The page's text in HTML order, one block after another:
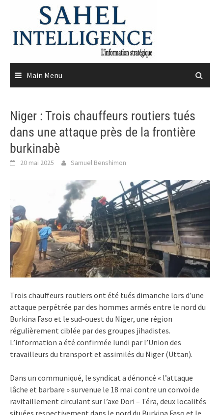
content
Main Menu
Niger : Trois chauffeurs routiers tués
dans une attaque près de la frontière
burkinabè
20 mai 2025 Samuel Benshimon
Trois chauffeurs routiers ont été tués dimanche lors d’une
attaque perpétrée par des hommes armés entre le nord du
Burkina Faso et le sud-ouest du Niger, une région
régulièrement ciblée par des groupes jihadistes.
L’information a été confirmée lundi par l’Union des
travailleurs du transport et assimilés du Niger (Uttan).
Dans un communiqué, le syndicat a dénoncé « l’attaque
lâche et barbare » survenue le 18 mai contre un convoi de
ravitaillement circulant sur l’axe Dori – Téra, deux localités
situées respectivement dans le nord du Burkina Faso et le